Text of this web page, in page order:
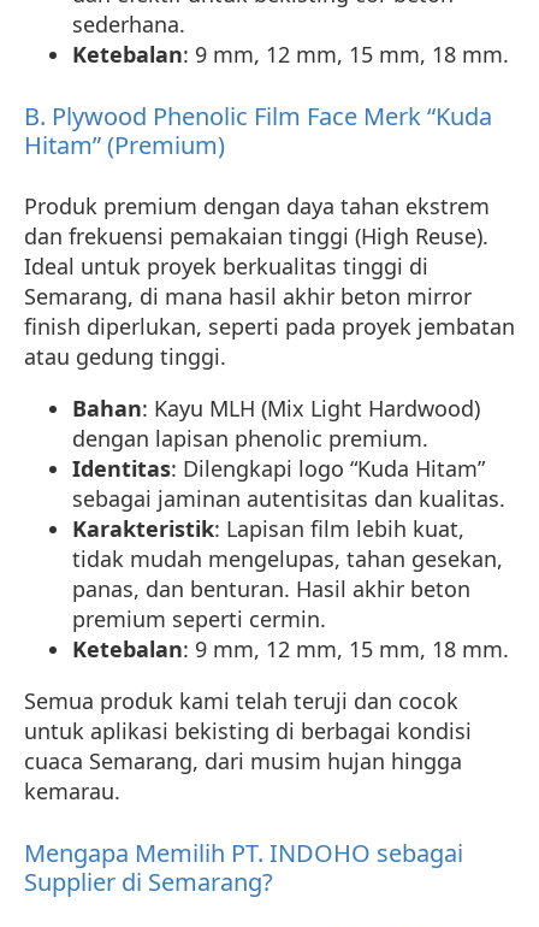
sederhana.
Ketebalan: 9 mm, 12 mm, 15 mm, 18 mm.
B. Plywood Phenolic Film Face Merk “Kuda
Hitam” (Premium)
Produk premium dengan daya tahan ekstrem
dan frekuensi pemakaian tinggi (High Reuse).
Ideal untuk proyek berkualitas tinggi di
Semarang, di mana hasil akhir beton mirror
finish diperlukan, seperti pada proyek jembatan
atau gedung tinggi.
Bahan: Kayu MLH (Mix Light Hardwood)
dengan lapisan phenolic premium.
Identitas: Dilengkapi logo “Kuda Hitam”
sebagai jaminan autentisitas dan kualitas.
Karakteristik: Lapisan film lebih kuat,
tidak mudah mengelupas, tahan gesekan,
panas, dan benturan. Hasil akhir beton
premium seperti cermin.
Ketebalan: 9 mm, 12 mm, 15 mm, 18 mm.
Semua produk kami telah teruji dan cocok
untuk aplikasi bekisting di berbagai kondisi
cuaca Semarang, dari musim hujan hingga
kemarau.
Mengapa Memilih PT. INDOHO sebagai
Supplier di Semarang?